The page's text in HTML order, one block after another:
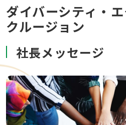
ダイバーシティ・
クルージョン
社長メッセージ